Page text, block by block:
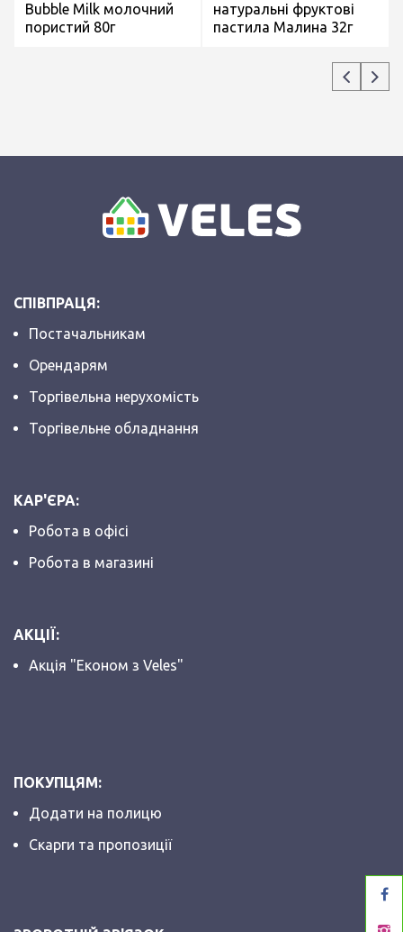
Bubble Milk молочний
пористий 80г
натуральні фруктові
пастила Малина 32г
СПІВПРАЦЯ:
Постачальникам
Орендарям
Торгівельна нерухомість
Торгівельне обладнання
КАР'ЄРА:
Робота в офісі
Робота в магазині
АКЦІЇ:
Акція "Економ з Veles"
ПОКУПЦЯМ:
Додати на полицю
Скарги та пропозиції